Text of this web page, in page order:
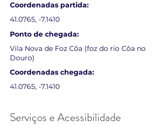
Coordenadas partida:
41.0765, -7.1410
Ponto de chegada:
Vila Nova de Foz Côa (foz do rio Côa no
Douro)
Coordenadas chegada:
41.0765, -7.1410
Serviços e Acessibilidade